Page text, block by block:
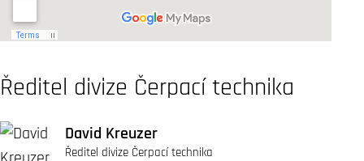
Ředitel divize Čerpací technika
David Kreuzer
Ředitel divize Čerpací technika